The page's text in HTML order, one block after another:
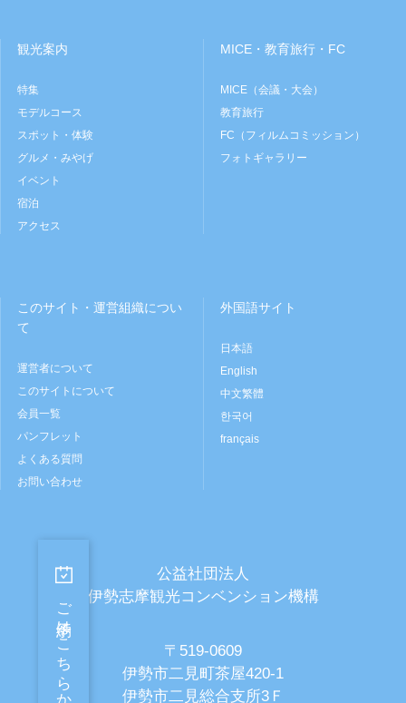
ご予約はこちらから
観光案内
特集
モデルコース
スポット・体験
グルメ・みやげ
イベント
宿泊
アクセス
MICE・教育旅行・FC
MICE（会議・大会）
教育旅行
FC（フィルムコミッション）
フォトギャラリー
このサイト・運営組織につい
て
運営者について
このサイトについて
会員一覧
パンフレット
よくある質問
お問い合わせ
外国語サイト
日本語
English
中文繁體
한국어
français
公益社団法人
伊勢志摩観光コンベンション機構
〒519-0609
伊勢市二見町茶屋420-1
伊勢市二見総合支所3Ｆ